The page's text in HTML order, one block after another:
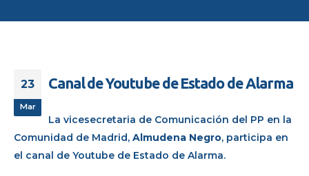
23
Mar
Canal de Youtube de Estado de Alarma
La vicesecretaria de Comunicación del PP en la
Comunidad de Madrid, Almudena Negro, participa en
el canal de Youtube de Estado de Alarma.